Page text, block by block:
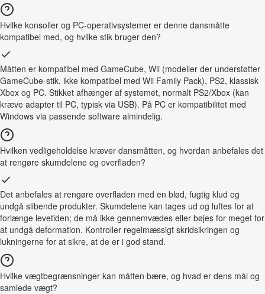
Hvilke konsoller og PC-operativsystemer er denne dansmåtte
kompatibel med, og hvilke stik bruger den?
Måtten er kompatibel med GameCube, Wii (modeller der understøtter
GameCube-stik, ikke kompatibel med Wii Family Pack), PS2, klassisk
Xbox og PC. Stikket afhænger af systemet, normalt PS2/Xbox (kan
kræve adapter til PC, typisk via USB). På PC er kompatibilitet med
Windows via passende software almindelig.
Hvilken vedligeholdelse kræver dansmåtten, og hvordan anbefales det
at rengøre skumdelene og overfladen?
Det anbefales at rengøre overfladen med en blød, fugtig klud og
undgå slibende produkter. Skumdelene kan tages ud og luftes for at
forlænge levetiden; de må ikke gennemvædes eller bøjes for meget for
at undgå deformation. Kontroller regelmæssigt skridsikringen og
lukningerne for at sikre, at de er i god stand.
Hvilke vægtbegrænsninger kan måtten bære, og hvad er dens mål og
samlede vægt?